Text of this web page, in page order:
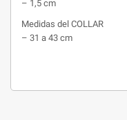
– 1,5 cm
Medidas del COLLAR
– 31 a 43 cm